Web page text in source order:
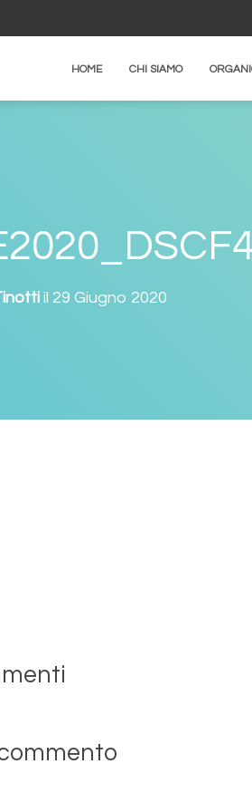
HOME CHI SIAMO
il 29 Giugno 2020